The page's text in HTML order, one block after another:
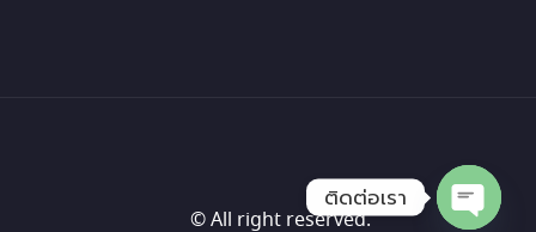
© All right reserved.
ติดต่อเรา